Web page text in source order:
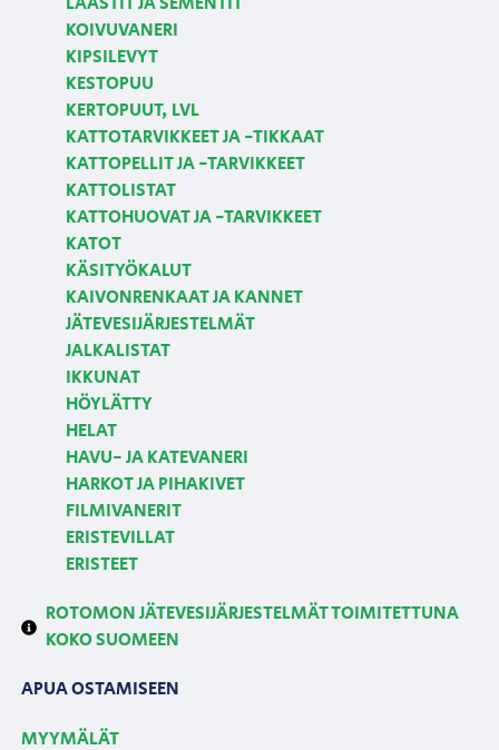
KOIVUVANERI
KIPSILEVYT
KESTOPUU
KERTOPUUT, LVL
KATTOTARVIKKEET JA -TIKKAAT
KATTOPELLIT JA -TARVIKKEET
KATTOLISTAT
KATTOHUOVAT JA -TARVIKKEET
KATOT
KÄSITYÖKALUT
KAIVONRENKAAT JA KANNET
JÄTEVESIJÄRJESTELMÄT
JALKALISTAT
IKKUNAT
HÖYLÄTTY
HELAT
HAVU- JA KATEVANERI
HARKOT JA PIHAKIVET
FILMIVANERIT
ERISTEVILLAT
ERISTEET
ROTOMON JÄTEVESIJÄRJESTELMÄT TOIMITETTUNA
KOKO SUOMEEN
APUA OSTAMISEEN
MYYMÄLÄT